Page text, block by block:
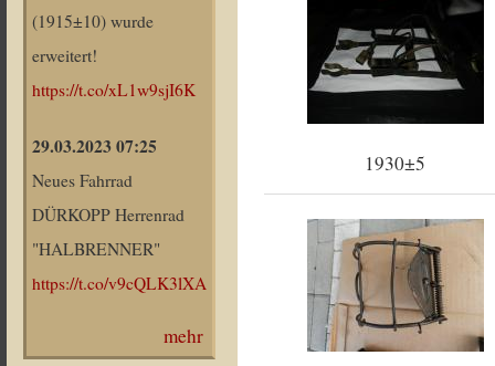
(1915±10) wurde
erweitert!
https://t.co/xL1w9sjI6K
29.03.2023 07:25
Neues Fahrrad
DÜRKOPP Herrenrad
"HALBRENNER"
https://t.co/v9cQLK3lXA
mehr
1930±5